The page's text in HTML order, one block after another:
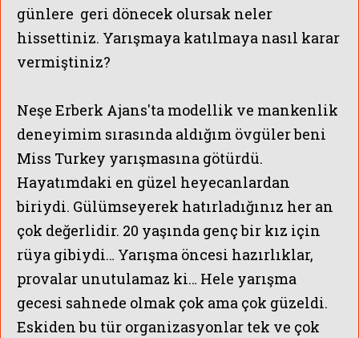
günlere geri dönecek olursak neler
hissettiniz. Yarışmaya katılmaya nasıl karar
vermiştiniz?
Neşe Erberk Ajans'ta modellik ve mankenlik
deneyimim sırasında aldığım övgüler beni
Miss Turkey yarışmasına götürdü.
Hayatımdaki en güzel heyecanlardan
biriydi. Gülümseyerek hatırladığınız her an
çok değerlidir. 20 yaşında genç bir kız için
rüya gibiydi… Yarışma öncesi hazırlıklar,
provalar unutulamaz ki… Hele yarışma
gecesi sahnede olmak çok ama çok güzeldi.
Eskiden bu tür organizasyonlar tek ve çok